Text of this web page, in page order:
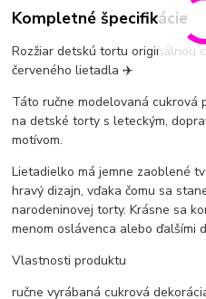
Kompletné špecifikácie
Rozžiar detskú tortu originálnou
červeného lietadla ✈️
Táto ručne modelovaná cukrová
na detské torty s leteckým,
motívom.
Lietadielko má jemne zaoblené
hravý dizajn, vďaka čomu sa
narodeninovej torty. Krásne sa
menom oslávenca alebo ďalšími
Vlastnosti produktu
ručne vyrábaná cukrová